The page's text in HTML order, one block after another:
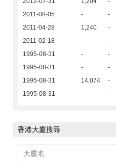
2011-08-05
- -
2011-04-28
1,240 -
2011-02-18
- -
1995-08-31
- -
1995-08-31
- -
1995-08-31
14,074 -
1995-08-31
- -
香港大廈搜尋